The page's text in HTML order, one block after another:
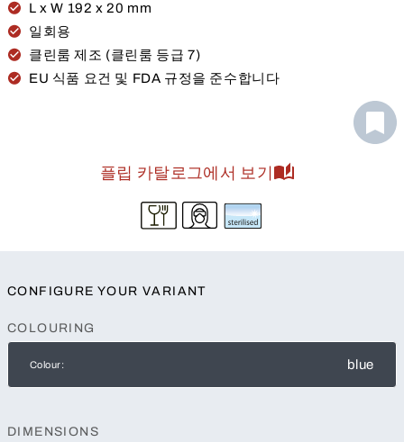
L x W 192 x 20 mm
일회용
클린룸 제조 (클린룸 등급 7)
EU 식품 요건 및 FDA 규정을 준수합니다
플립 카탈로그에서 보기
CONFIGURE YOUR VARIANT
COLOURING
Colour: blue
DIMENSIONS